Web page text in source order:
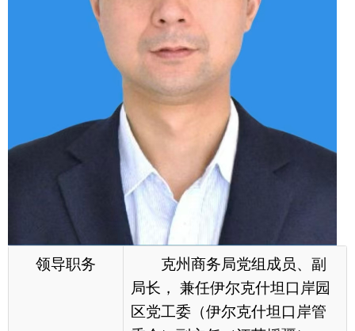
领导职务
克州商务局党组成员、副
局长， 兼任伊尔克什坦口岸园
区党工委（伊尔克什坦口岸管
委会）副主任（江苏援疆）。
工作分工
协助局长抓好江苏、江西
商务援疆项目、1+3园区招商引
资、援疆相关工作；完成局党
组交办的其他工作。分管外贸
科（口岸管理科）。